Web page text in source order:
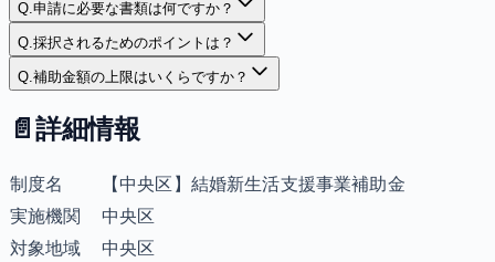
Q.申請に必要な書類は何ですか？
Q.採択されるためのポイントは？
Q.補助金額の上限はいくらですか？
📄 詳細情報
制度名
【中央区】結婚新生活支援事業補助金
実施機関
中央区
対象地域
中央区